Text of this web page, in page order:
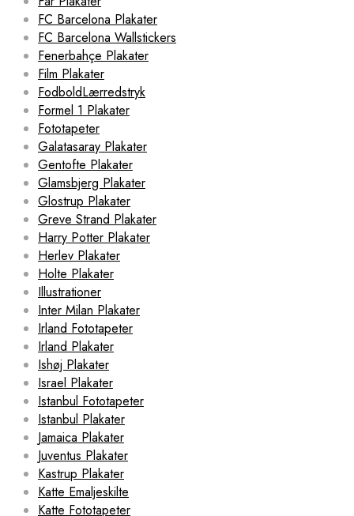
FC Barcelona Plakater
FC Barcelona Wallstickers
Fenerbahçe Plakater
Film Plakater
FodboldLærredstryk
Formel 1 Plakater
Fototapeter
Galatasaray Plakater
Gentofte Plakater
Glamsbjerg Plakater
Glostrup Plakater
Greve Strand Plakater
Harry Potter Plakater
Herlev Plakater
Holte Plakater
Illustrationer
Inter Milan Plakater
Irland Fototapeter
Irland Plakater
Ishøj Plakater
Israel Plakater
Istanbul Fototapeter
Istanbul Plakater
Jamaica Plakater
Juventus Plakater
Kastrup Plakater
Katte Emaljeskilte
Katte Fototapeter